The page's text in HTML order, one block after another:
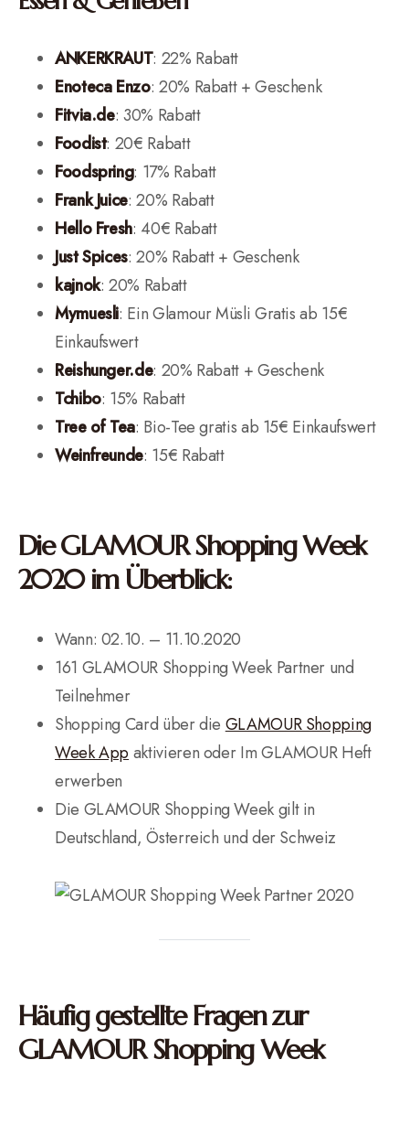
ANKERKRAUT: 22% Rabatt
Enoteca Enzo: 20% Rabatt + Geschenk
Fitvia.de: 30% Rabatt
Foodist: 20€ Rabatt
Foodspring: 17% Rabatt
Frank Juice: 20% Rabatt
Hello Fresh: 40€ Rabatt
Just Spices: 20% Rabatt + Geschenk
kajnok: 20% Rabatt
Mymuesli: Ein Glamour Müsli Gratis ab 15€
Einkaufswert
Reishunger.de: 20% Rabatt + Geschenk
Tchibo: 15% Rabatt
Tree of Tea: Bio-Tee gratis ab 15€ Einkaufswert
Weinfreunde: 15€ Rabatt
Die GLAMOUR Shopping Week
2020 im Überblick:
Wann: 02.10. – 11.10.2020
161 GLAMOUR Shopping Week Partner und
Teilnehmer
Shopping Card über die GLAMOUR Shopping
Week App aktivieren oder Im GLAMOUR Heft
erwerben
Die GLAMOUR Shopping Week gilt in
Deutschland, Österreich und der Schweiz
Häufig gestellte Fragen zur
GLAMOUR Shopping Week